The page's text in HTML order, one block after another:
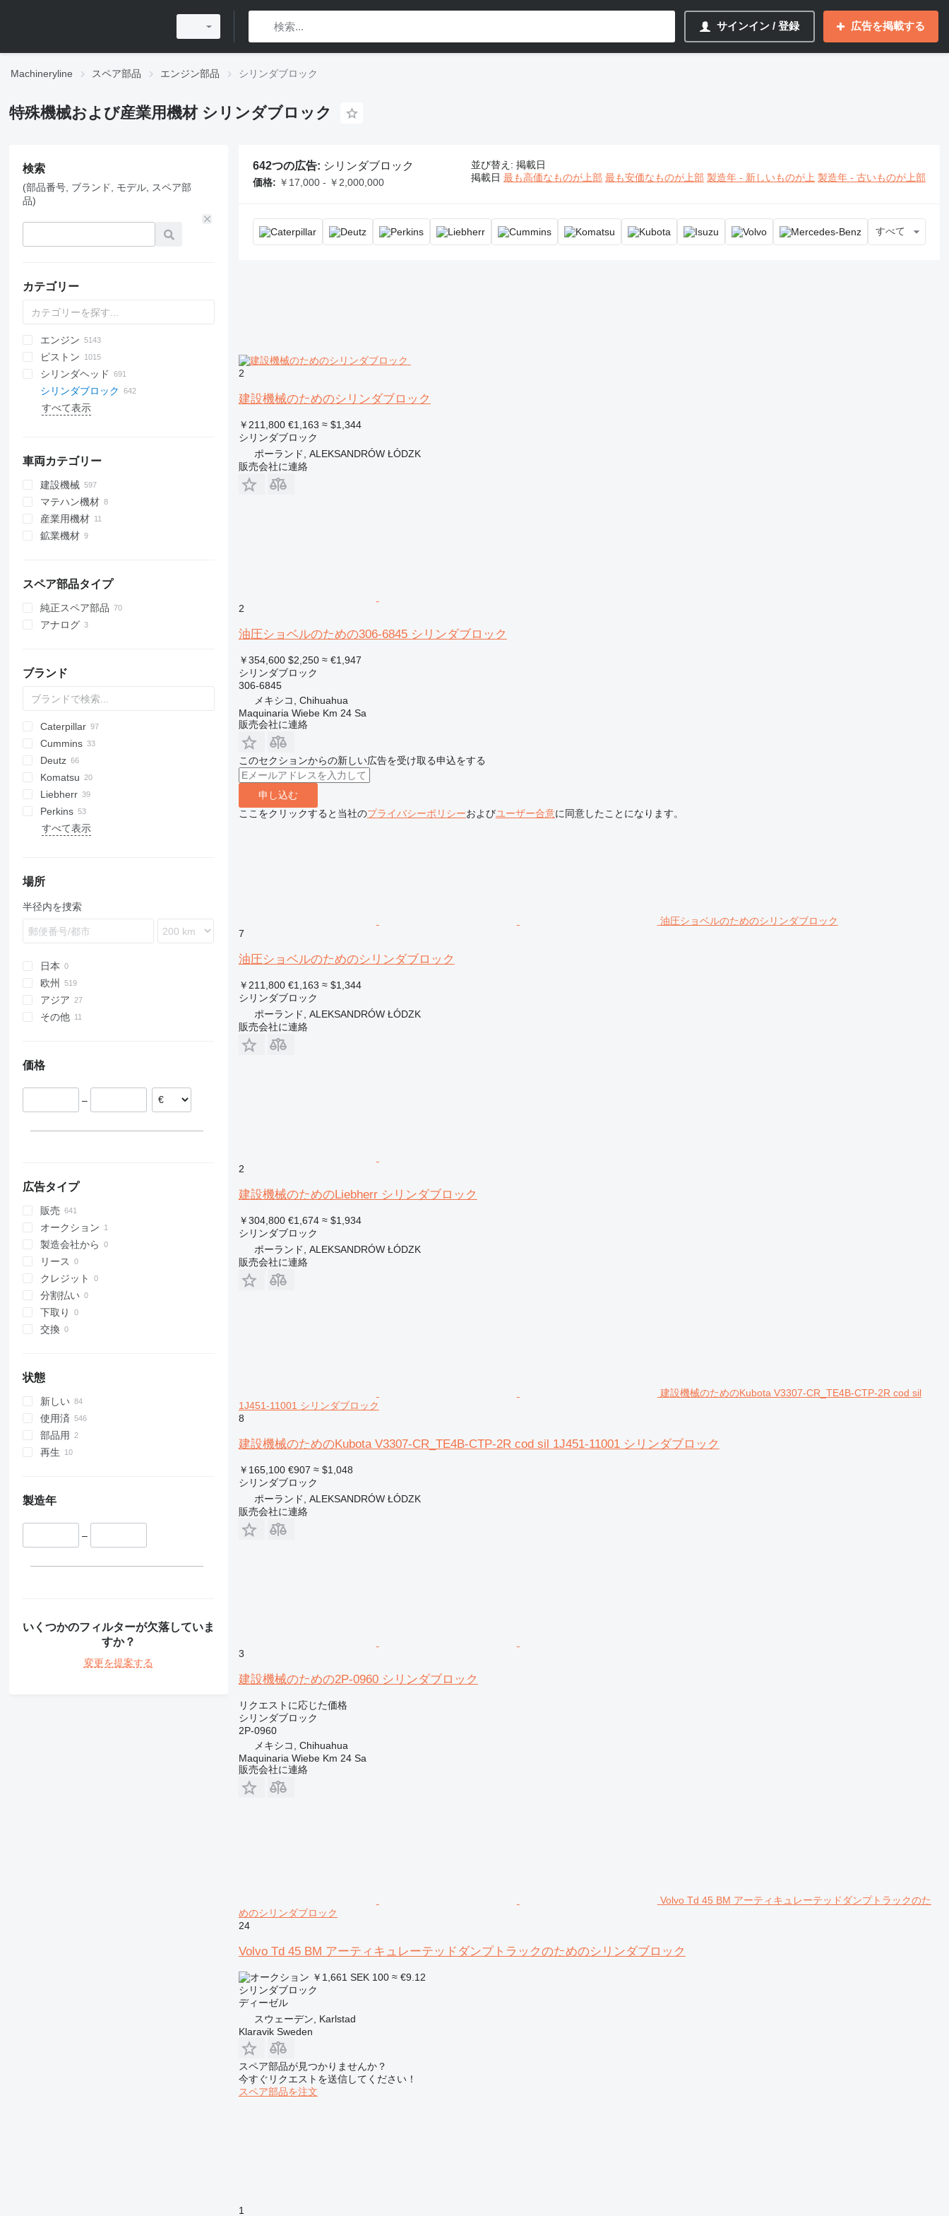
サインイン / 登録 広告を掲載する
Machineryline スペア部品 エンジン部品 シリンダブロック
特殊機械および産業用機材 シリンダブロック
検索
(部品番号, ブランド, モデル, スペア部
品)
カテゴリー
エンジン
ピストン
シリンダヘッド
シリンダブロック
すべて表示
車両カテゴリー
建設機械
油圧ショベル
トレンチャー
バックホーローダー
クレーン
移動式クレーン
整地機材
テレスコピックホイールローダ
トラックローダー
ホイールローダー
マテハン機材
フォークリフト
テレハンドラー
産業用機材
発電機
鉱業機材
トラック
スペア部品タイプ
純正スペア部品
アナログ
ブランド
AS
XAS
S series
580
SR
Caterpillar
140
330
345
416
420
777
990
C-series
DE
D series
G-series
Cummins
C-series
KTA
AC
Deutz
BF
D-series
B-series
D-series
EX
806
HL-series
4CX
Fastrac
JS
JZ
6090
Komatsu
D series
HD
PC
D-series
Liebherr
A-series
LTM
P-series
L-series
Perkins
1100 Series
A-series
すべて表示
場所
半径内を捜索
日本
欧州
ルーマニア
オランダ
リトアニア
アジア
中国
その他
価格
–
広告タイプ
販売
オークション
製造会社から
リース
クレジット
分割払い
下取り
交換
状態
新しい
使用済
部品用
再生
製造年
–
いくつかのフィルターが欠落していま
すか？
変更を提案する
642つの広告: シリンダブロック
価格: ￥17,000 - ￥2,000,000
並び替え : 掲載日
掲載日 最も高価なものが上部 最も安価なものが上部 製造年 - 新しいものが上 製造年 - 古いものが上部
すべて
2
建設機械のためのシリンダブロック
￥211,800 €1,163 ≈ $1,344
シリンダブロック
ポーランド, ALEKSANDRÓW ŁÓDZK
販売会社に連絡
2
油圧ショベルのための306-6845 シリンダブロック
￥354,600 $2,250 ≈ €1,947
シリンダブロック
306-6845
メキシコ, Chihuahua
Maquinaria Wiebe Km 24 Sa
販売会社に連絡
このセクションからの新しい広告を受け取る申込をする
申し込む
ここをクリックすると当社のプライバシーポリシーおよびユーザー合意に同意したことになります。
油圧ショベルのためのシリンダブロック
7
油圧ショベルのためのシリンダブロック
￥211,800 €1,163 ≈ $1,344
シリンダブロック
ポーランド, ALEKSANDRÓW ŁÓDZK
販売会社に連絡
2
建設機械のためのLiebherr シリンダブロック
￥304,800 €1,674 ≈ $1,934
シリンダブロック
ポーランド, ALEKSANDRÓW ŁÓDZK
販売会社に連絡
建設機械のためのKubota V3307-CR_TE4B-CTP-2R cod sil
1J451-11001 シリンダブロック
8
建設機械のためのKubota V3307-CR_TE4B-CTP-2R cod sil 1J451-11001 シリンダブロック
￥165,100 €907 ≈ $1,048
シリンダブロック
ポーランド, ALEKSANDRÓW ŁÓDZK
販売会社に連絡
3
建設機械のための2P-0960 シリンダブロック
リクエストに応じた価格
シリンダブロック
2P-0960
メキシコ, Chihuahua
Maquinaria Wiebe Km 24 Sa
販売会社に連絡
Volvo Td 45 BM アーティキュレーテッドダンプトラックのた
めのシリンダブロック
24
Volvo Td 45 BM アーティキュレーテッドダンプトラックのためのシリンダブロック
￥1,661 SEK 100 ≈ €9.12
シリンダブロック
ディーゼル
スウェーデン, Karlstad
Klaravik Sweden
スペア部品が見つかりませんか？
今すぐリクエストを送信してください！
スペア部品を注文
1